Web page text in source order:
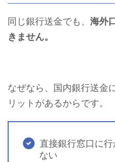
同じ銀行送金でも、 海外
きません。
なぜなら、国内銀行送金
リットがあるからです。
直接銀行窓口に
ない